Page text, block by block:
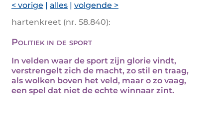
< vorige | alles | volgende >
hartenkreet (nr. 58.840):
Politiek in de sport
In velden waar de sport zijn glorie vindt,
verstrengelt zich de macht, zo stil en traag,
als wolken boven het veld, maar o zo vaag,
een spel dat niet de echte winnaar zint.